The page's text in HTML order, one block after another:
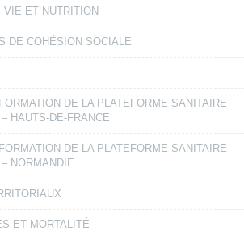
VIE ET NUTRITION
DE COHÉSION SOCIALE
DE LA PLATEFORME SANITAIRE
HAUTS-DE-FRANCE
DE LA PLATEFORME SANITAIRE
NORMANDIE
ET MORTALITÉ